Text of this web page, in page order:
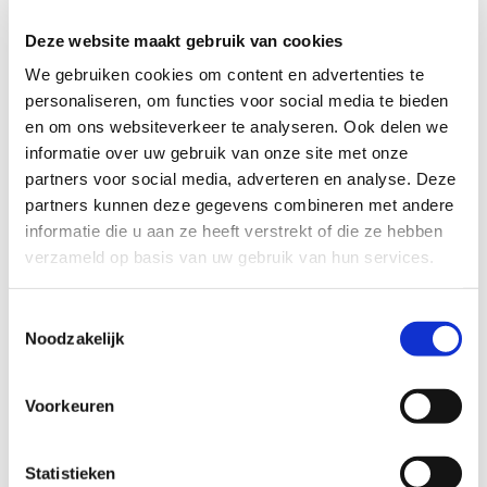
Deze website maakt gebruik van cookies
We gebruiken cookies om content en advertenties te
personaliseren, om functies voor social media te bieden
en om ons websiteverkeer te analyseren. Ook delen we
informatie over uw gebruik van onze site met onze
partners voor social media, adverteren en analyse. Deze
partners kunnen deze gegevens combineren met andere
informatie die u aan ze heeft verstrekt of die ze hebben
verzameld op basis van uw gebruik van hun services.
Noodzakelijk
Voorkeuren
Statistieken